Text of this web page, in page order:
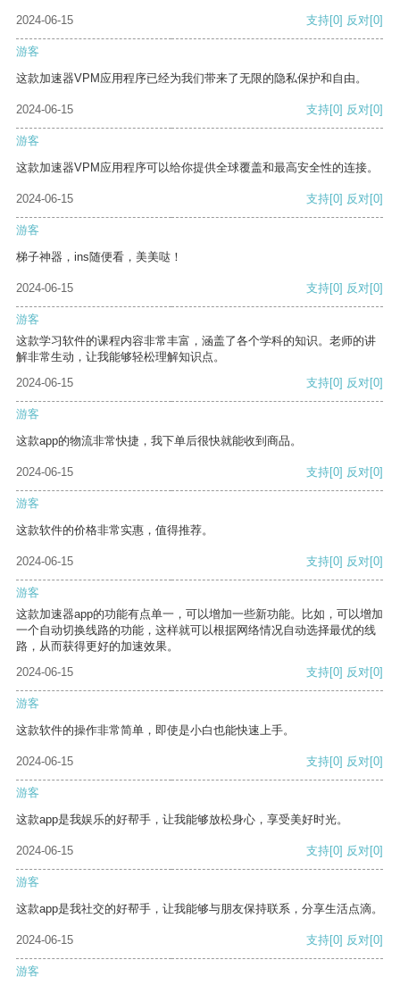
2024-06-15 支持[0] 反对[0]
游客
这款加速器VPM应用程序已经为我们带来了无限的隐私保护和自由。
2024-06-15 支持[0] 反对[0]
游客
这款加速器VPM应用程序可以给你提供全球覆盖和最高安全性的连接。
2024-06-15 支持[0] 反对[0]
游客
梯子神器，ins随便看，美美哒！
2024-06-15 支持[0] 反对[0]
游客
这款学习软件的课程内容非常丰富，涵盖了各个学科的知识。老师的讲
解非常生动，让我能够轻松理解知识点。
2024-06-15
支持[0] 反对[0]
游客
这款app的物流非常快捷，我下单后很快就能收到商品。
2024-06-15 支持[0] 反对[0]
游客
这款软件的价格非常实惠，值得推荐。
2024-06-15 支持[0] 反对[0]
游客
这款加速器app的功能有点单一，可以增加一些新功能。比如，可以增加
一个自动切换线路的功能，这样就可以根据网络情况自动选择最优的线
路，从而获得更好的加速效果。
2024-06-15
支持[0] 反对[0]
游客
这款软件的操作非常简单，即使是小白也能快速上手。
2024-06-15 支持[0] 反对[0]
游客
这款app是我娱乐的好帮手，让我能够放松身心，享受美好时光。
2024-06-15 支持[0] 反对[0]
游客
这款app是我社交的好帮手，让我能够与朋友保持联系，分享生活点滴。
2024-06-15 支持[0] 反对[0]
游客